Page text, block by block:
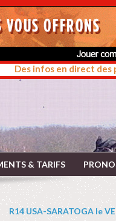
Des infos en direct
& TARIFS
R14 USA-SARATOGA le